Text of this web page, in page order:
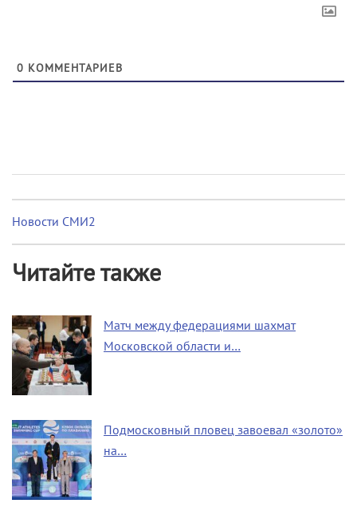
0 КОММЕНТАРИЕВ
Новости СМИ2
Читайте также
Матч между федерациями шахмат
Московской области и…
Подмосковный пловец завоевал «золото»
на…